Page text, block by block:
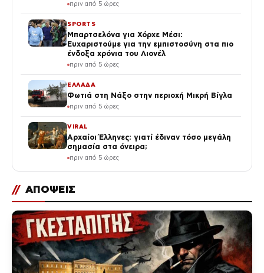
πριν από 5 ώρες
SPORTS
Μπαρτσελόνα για Χόρχε Μέσι:
Ευχαριστούμε για την εμπιστοσύνη στα πιο
ένδοξα χρόνια του Λιονέλ
πριν από 5 ώρες
ΕΛΛΑΔΑ
Φωτιά στη Νάξο στην περιοχή Μικρή Βίγλα
πριν από 5 ώρες
VIRAL
Αρχαίοι Έλληνες: γιατί έδιναν τόσο μεγάλη
σημασία στα όνειρα;
πριν από 5 ώρες
// ΑΠΟΨΕΙΣ